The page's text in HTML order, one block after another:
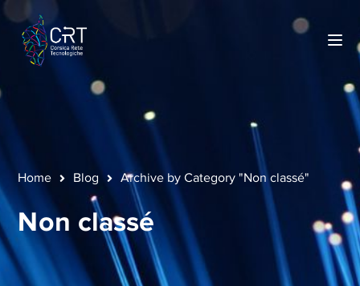
Home Blog Archive by Category "Non classé"
Non classé